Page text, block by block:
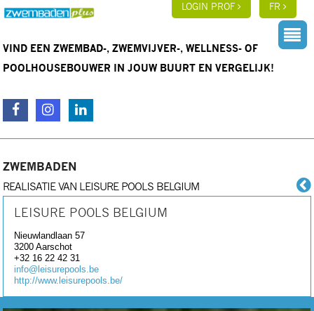
LOGIN PROF FR
VIND EEN ZWEMBAD-, ZWEMVIJVER-, WELLNESS- OF
POOLHOUSEBOUWER IN JOUW BUURT EN VERGELIJK!
ZWEMBADEN
REALISATIE VAN LEISURE POOLS BELGIUM
LEISURE POOLS BELGIUM
Nieuwlandlaan 57
3200 Aarschot
+32 16 22 42 31
info@leisurepools.be
http://www.leisurepools.be/